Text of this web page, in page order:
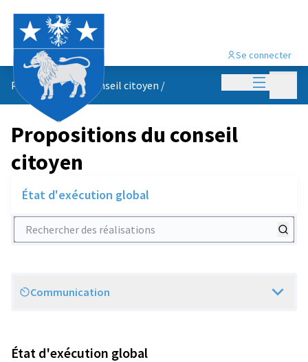
Menu
Se connecter
Propositions du conseil citoyen /
Propositions du conseil
citoyen
État d'exécution global
Rechercher des réalisations
Scope
Communication
État d'exécution global